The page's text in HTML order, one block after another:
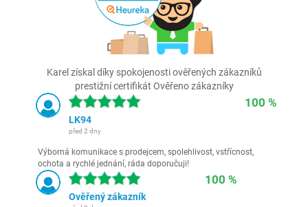
Karel získal díky spokojenosti ověřených zákazníků
prestižní certifikát Ověřeno zákazníky
100 %
LK94
před 2 dny
Výborná komunikace s prodejcem, spolehlivost, vstřícnost,
ochota a rychlé jednání, ráda doporučuji!
100 %
Ověřený zákazník